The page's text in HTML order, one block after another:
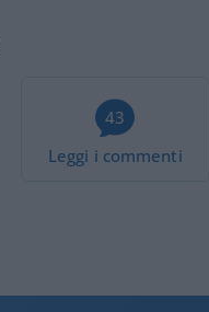
43
Leggi i commenti